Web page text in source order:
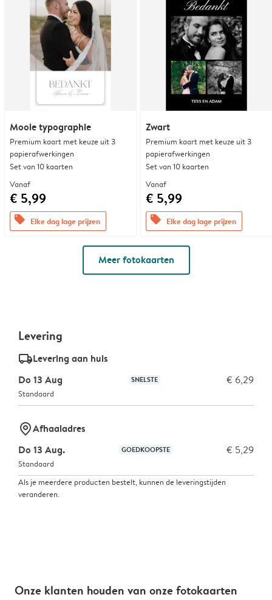
Mooie typographie
Premium kaart met keuze uit 3
papierafwerkingen
Set van 10 kaarten
Vanaf
€ 5,99
offers Elke dag lage prijzen
Zwart
Premium kaart met keuze uit 3
papierafwerkingen
Set van 10 kaarten
Vanaf
€ 5,99
offers Elke dag lage prijzen
Meer fotokaarten
Levering
delivery_standard_v2Levering aan huis
Do 13 Aug
SNELSTE € 6,29
Standaard
marker-pinAfhaaladres
Do 13 Aug.
GOEDKOOPSTE € 5,29
Standaard
Als je meerdere producten bestelt, kunnen de leveringstijden
veranderen.
Onze klanten houden van onze fotokaarten